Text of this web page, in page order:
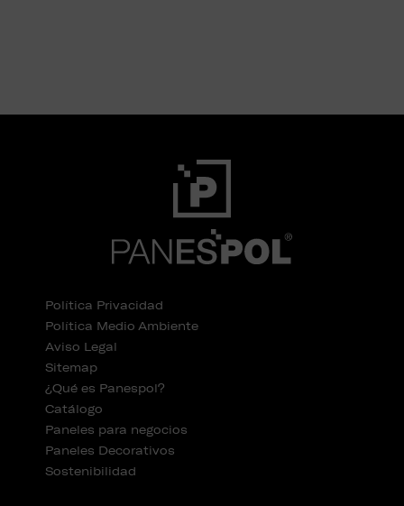
Política Privacidad
Política Medio Ambiente
Aviso Legal
Sitemap
¿Qué es Panespol?
Catálogo
Paneles para negocios
Paneles Decorativos
Sostenibilidad